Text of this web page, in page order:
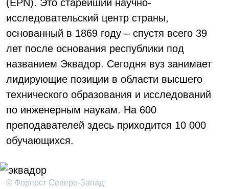
(EPN). Это старейший научно-
исследовательский центр страны,
основанный в 1869 году – спустя всего 39
лет после основания республики под
названием Эквадор. Сегодня вуз занимает
лидирующие позиции в области высшего
технического образования и исследований
по инженерным наукам. На 600
преподавателей здесь приходится 10 000
обучающихся.
© Форпост Северо-Запад